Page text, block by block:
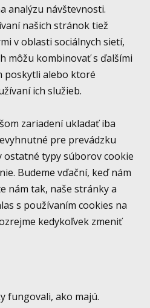
analýzu návštevnosti.
našich stránok tiež
v oblasti sociálnych sietí,
môžu kombinovať s ďalšími
poskytli alebo ktoré
ich služieb.
zariadení ukladať iba
pre prevádzku
typy súborov cookie
Budeme vďační, keď nám
nám tak, naše stránky a
s používaním cookies na
kedykoľvek zmeniť
fungovali, ako majú.